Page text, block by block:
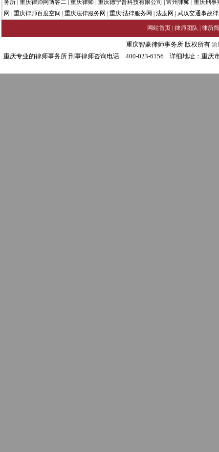
务所 |重庆律师网博客二 |重庆律师 |重庆德宁普科技有限公司 |常州律师 |重庆刑事
网
|重庆律师百度空间 |重庆法律服务网 |重庆i法律服务网 |法度网 |武汉交通事故
网站首页 律师团队 律所
重庆智豪律师事务所 版权所有渝
重庆专业的律师事务所 刑事律师咨询电话 400-023-6156 详细地址：重